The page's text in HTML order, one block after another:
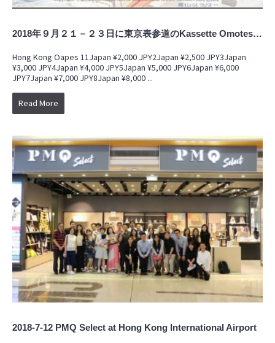
2018年９月２１－２３日に東京表参道のKassette Omotesando期間限定店
Hong Kong Oapes 11Japan ¥2,000 JPY2Japan ¥2,500 JPY3Japan
¥3,000 JPY4Japan ¥4,000 JPY5Japan ¥5,000 JPY6Japan ¥6,000
JPY7Japan ¥7,000 JPY8Japan ¥8,000 ...
Read More
2018-7-12 PMQ Select at Hong Kong International Airport